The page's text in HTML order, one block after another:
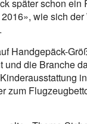
später schon ein
wie sich der
Handgepäck-
die Branche
zum